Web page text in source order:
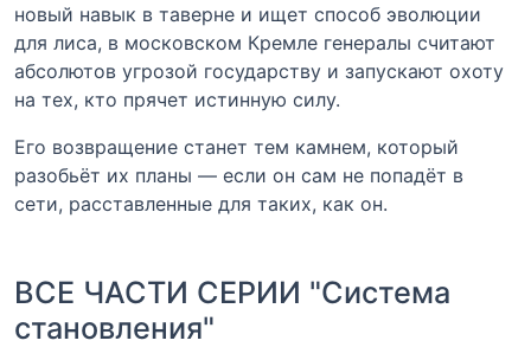
новый навык в таверне и ищет способ эволюции
для лиса, в московском Кремле генералы считают
абсолютов угрозой государству и запускают охоту
на тех, кто прячет истинную силу.
Его возвращение станет тем камнем, который
разобьёт их планы — если он сам не попадёт в
сети, расставленные для таких, как он.
ВСЕ ЧАСТИ СЕРИИ "Система
становления"